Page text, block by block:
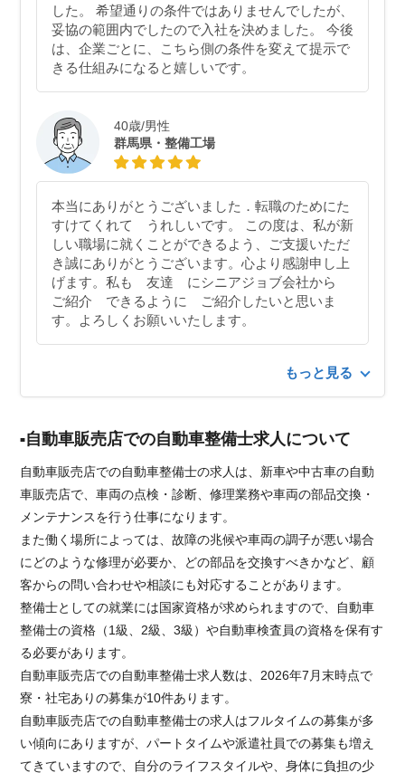
した。 希望通りの条件ではありませんでしたが、
妥協の範囲内でしたので入社を決めました。 今後
は、企業ごとに、こちら側の条件を変えて提示で
きる仕組みになると嬉しいです。
40歳/男性
群馬県・整備工場
本当にありがとうございました．転職のためにた
すけてくれて うれしいです。 この度は、私が新
しい職場に就くことができるよう、ご支援いただ
き誠にありがとうございます。心より感謝申し上
げます。私も 友達 にシニアジョブ会社から
ご紹介 できるように ご紹介したいと思いま
す。よろしくお願いいたします。
もっと見る
自動車販売店での自動車整備士求人について
自動車販売店での自動車整備士の求人は、新車や中古車の自動
車販売店で、車両の点検・診断、修理業務や車両の部品交換・
メンテナンスを行う仕事になります。
また働く場所によっては、故障の兆候や車両の調子が悪い場合
にどのような修理が必要か、どの部品を交換すべきかなど、顧
客からの問い合わせや相談にも対応することがあります。
整備士としての就業には国家資格が求められますので、自動車
整備士の資格（1級、2級、3級）や自動車検査員の資格を保有す
る必要があります。
自動車販売店での自動車整備士求人数は、2026年7月末時点で
寮・社宅ありの募集が10件あります。
自動車販売店での自動車整備士の求人はフルタイムの募集が多
い傾向にありますが、パートタイムや派遣社員での募集も増え
てきていますので、自分のライフスタイルや、身体に負担の少